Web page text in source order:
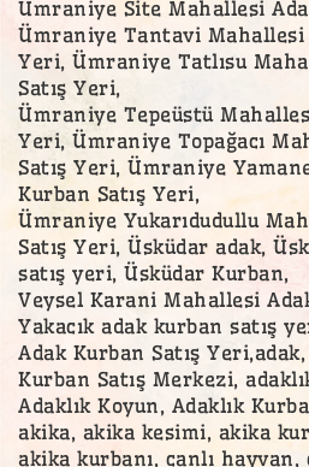
Ümraniye Site Mahallesi
Ümraniye Tantavi Mahallesi
Yeri, Ümraniye Tatlısu
Satış Yeri,
Ümraniye Tepeüstü
Yeri, Ümraniye Topağacı
Satış Yeri, Ümraniye
Kurban Satış Yeri,
Ümraniye Yukarıdudullu
Satış Yeri, Üsküdar adak,
satış yeri, Üsküdar Kurban,
Veysel Karani Mahallesi
Yakacık adak kurban satış
Adak Kurban Satış
Kurban Satış Merkezi,
Adaklık Koyun, Adaklık
akika, akika kesimi, akika
akika kurbanı, canlı hayvan,